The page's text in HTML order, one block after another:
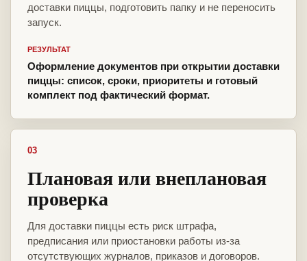
доставки пиццы, подготовить папку и не переносить
запуск.
РЕЗУЛЬТАТ
Оформление документов при открытии доставки
пиццы: список, сроки, приоритеты и готовый
комплект под фактический формат.
03
Плановая или внеплановая
проверка
Для доставки пиццы есть риск штрафа,
предписания или приостановки работы из-за
отсутствующих журналов, приказов и договоров.